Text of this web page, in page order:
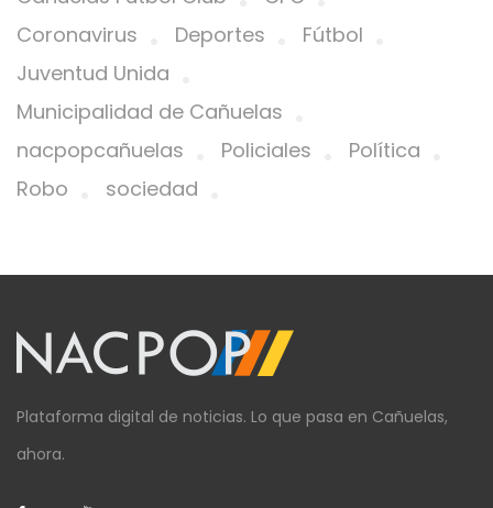
Coronavirus
Deportes
Fútbol
Juventud Unida
Municipalidad de Cañuelas
nacpopcañuelas
Policiales
Política
Robo
sociedad
Plataforma digital de noticias. Lo que pasa en Cañuelas,
ahora.